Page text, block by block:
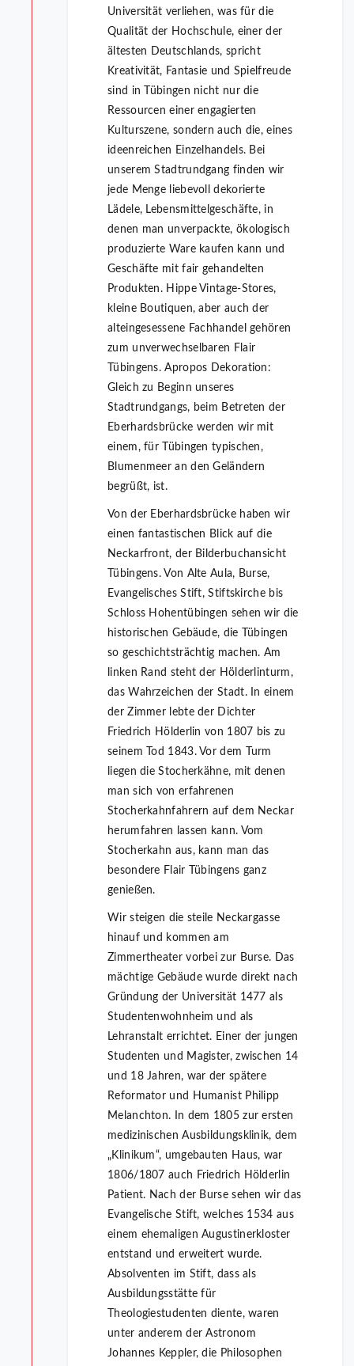
Universität verliehen, was für die
Qualität der Hochschule, einer der
ältesten Deutschlands, spricht
Kreativität, Fantasie und Spielfreude
sind in Tübingen nicht nur die
Ressourcen einer engagierten
Kulturszene, sondern auch die, eines
ideenreichen Einzelhandels. Bei
unserem Stadtrundgang finden wir
jede Menge liebevoll dekorierte
Lädele, Lebensmittelgeschäfte, in
denen man unverpackte, ökologisch
produzierte Ware kaufen kann und
Geschäfte mit fair gehandelten
Produkten. Hippe Vintage-Stores,
kleine Boutiquen, aber auch der
alteingesessene Fachhandel gehören
zum unverwechselbaren Flair
Tübingens. Apropos Dekoration:
Gleich zu Beginn unseres
Stadtrundgangs, beim Betreten der
Eberhardsbrücke werden wir mit
einem, für Tübingen typischen,
Blumenmeer an den Geländern
begrüßt, ist.
Von der Eberhardsbrücke haben wir
einen fantastischen Blick auf die
Neckarfront, der Bilderbuchansicht
Tübingens. Von Alte Aula, Burse,
Evangelisches Stift, Stiftskirche bis
Schloss Hohentübingen sehen wir die
historischen Gebäude, die Tübingen
so geschichtsträchtig machen. Am
linken Rand steht der Hölderlinturm,
das Wahrzeichen der Stadt. In einem
der Zimmer lebte der Dichter
Friedrich Hölderlin von 1807 bis zu
seinem Tod 1843. Vor dem Turm
liegen die Stocherkähne, mit denen
man sich von erfahrenen
Stocherkahnfahrern auf dem Neckar
herumfahren lassen kann. Vom
Stocherkahn aus, kann man das
besondere Flair Tübingens ganz
genießen.
Wir steigen die steile Neckargasse
hinauf und kommen am
Zimmertheater vorbei zur Burse. Das
mächtige Gebäude wurde direkt nach
Gründung der Universität 1477 als
Studentenwohnheim und als
Lehranstalt errichtet. Einer der jungen
Studenten und Magister, zwischen 14
und 18 Jahren, war der spätere
Reformator und Humanist Philipp
Melanchton. In dem 1805 zur ersten
medizinischen Ausbildungsklinik, dem
„Klinikum“, umgebauten Haus, war
1806/1807 auch Friedrich Hölderlin
Patient. Nach der Burse sehen wir das
Evangelische Stift, welches 1534 aus
einem ehemaligen Augustinerkloster
entstand und erweitert wurde.
Absolventen im Stift, dass als
Ausbildungsstätte für
Theologiestudenten diente, waren
unter anderem der Astronom
Johannes Keppler, die Philosophen